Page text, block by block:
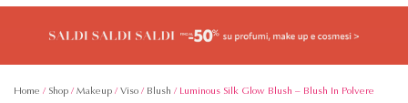
Home / Shop / Makeup / Viso / Blush / Luminous Silk Glow Blush – Blush In Polvere